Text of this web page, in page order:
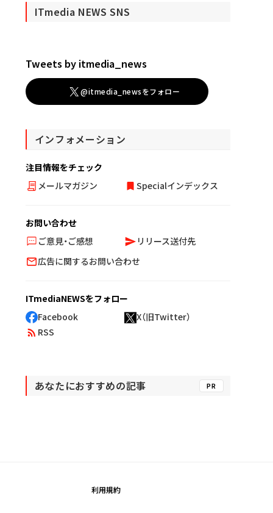
ITmedia NEWS SNS
Tweets by itmedia_news
@itmedia_newsをフォロー
インフォメーション
注目情報をチェック
メールマガジン
Specialインデックス
お問い合わせ
ご意見・ご感想
リリース送付先
広告に関するお問い合わせ
ITmediaNEWSをフォロー
Facebook
X（旧Twitter）
RSS
あなたにおすすめの記事 PR
利用規約